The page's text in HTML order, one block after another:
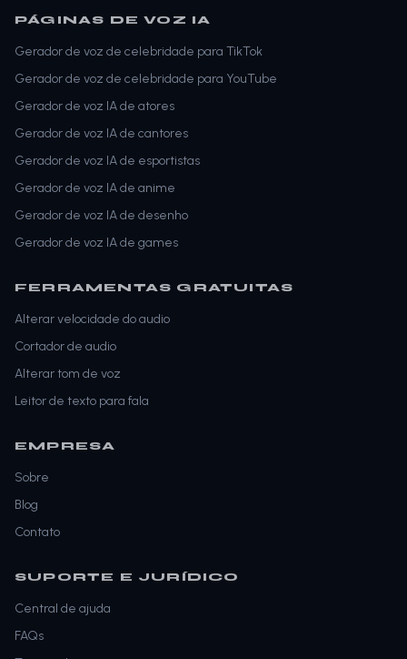
PÁGINAS DE VOZ IA
Gerador de voz de celebridade para TikTok
Gerador de voz de celebridade para YouTube
Gerador de voz IA de atores
Gerador de voz IA de cantores
Gerador de voz IA de esportistas
Gerador de voz IA de anime
Gerador de voz IA de desenho
Gerador de voz IA de games
FERRAMENTAS GRATUITAS
Alterar velocidade do audio
Cortador de audio
Alterar tom de voz
Leitor de texto para fala
EMPRESA
Sobre
Blog
Contato
SUPORTE E JURÍDICO
Central de ajuda
FAQs